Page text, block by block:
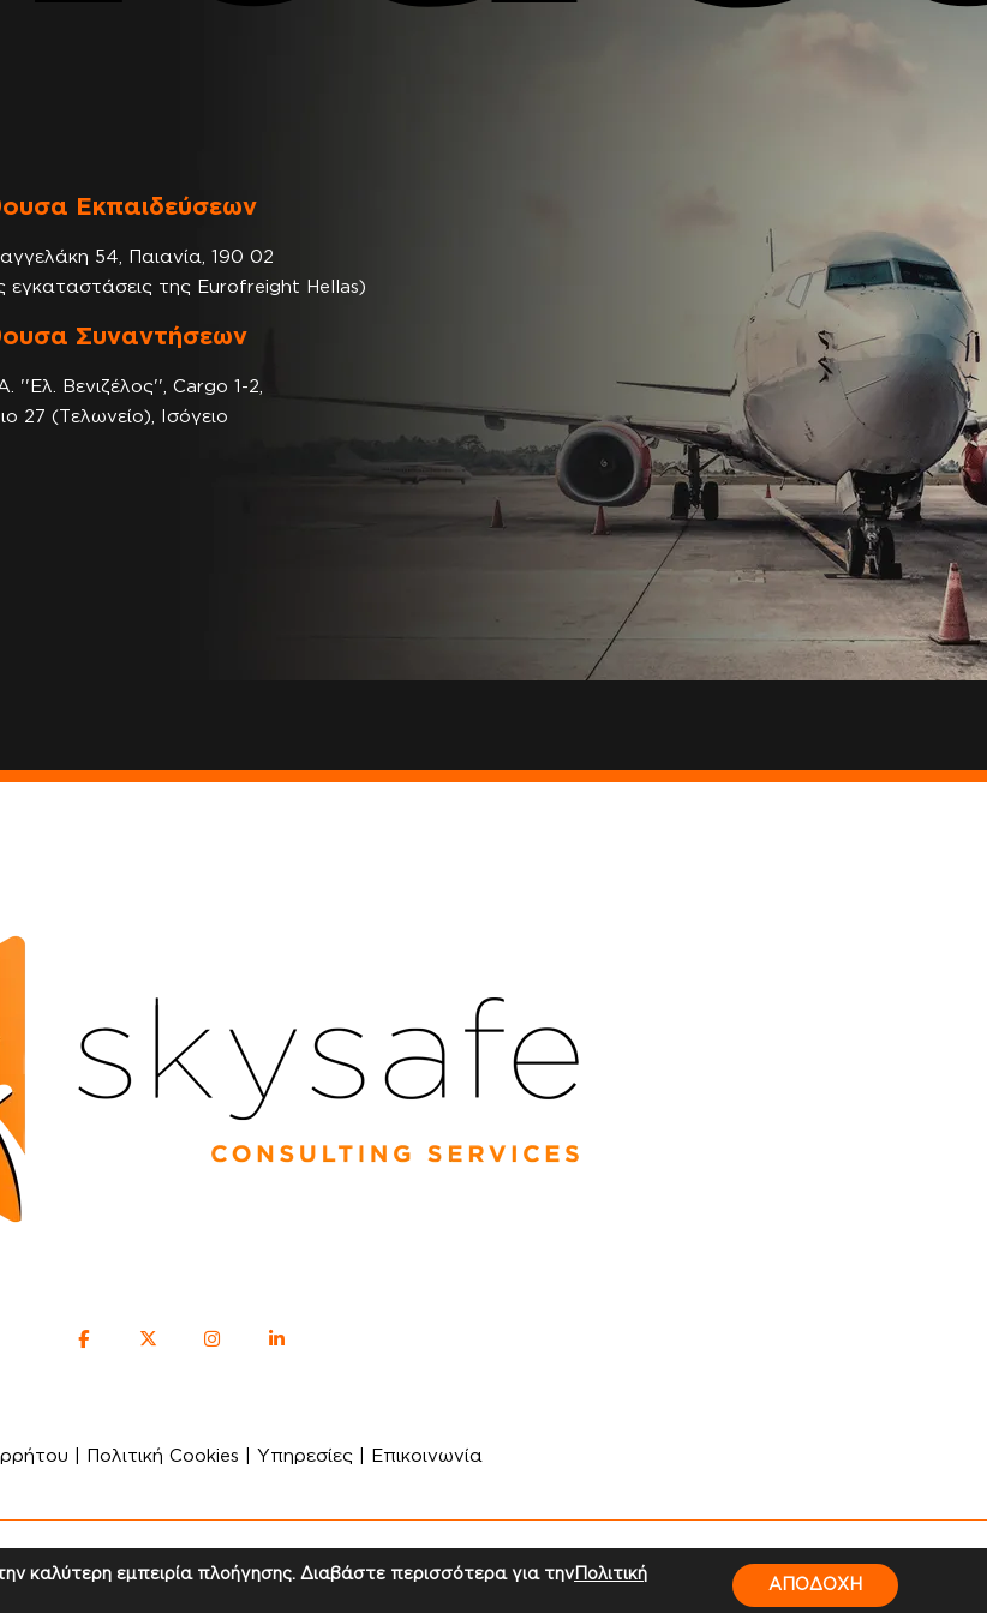
Εκπαιδεύσεων
54, Παιανία, 190 02
εγκαταστάσεις της Eurofreight Hellas)
Συναντήσεων
''Ελ. Βενιζέλος'', Cargo 1-2,
27 (Τελωνείο), Ισόγειο
Πολιτική Cookies Υπηρεσίες Επικοινωνία
Skysafe / All rights reserved. / Created byDigilect
καλύτερη εμπειρία πλοήγησης. Διαβάστε περισσότερα για τηνΠολιτική
ΑΠΟΔΟΧΗ